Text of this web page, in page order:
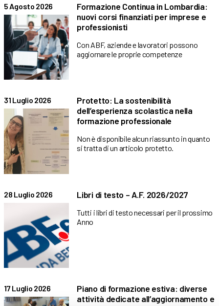
5 Agosto 2026
Formazione Continua in Lombardia:
nuovi corsi finanziati per imprese e
professionisti
Con ABF, aziende e lavoratori possono
aggiornare le proprie competenze
31 Luglio 2026
Protetto: La sostenibilità
dell’esperienza scolastica nella
formazione professionale
Non è disponibile alcun riassunto in quanto
si tratta di un articolo protetto.
28 Luglio 2026 Libri di testo – A.F. 2026/2027
Tutti i libri di testo necessari per il prossimo
Anno
17 Luglio 2026
Piano di formazione estiva: diverse
attività dedicate all’aggiornamento e